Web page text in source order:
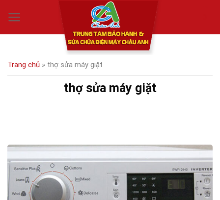
Trang chủ » thợ sửa máy giặt
thợ sửa máy giặt